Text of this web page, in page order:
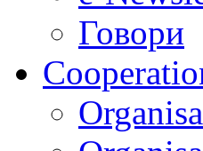
Говори